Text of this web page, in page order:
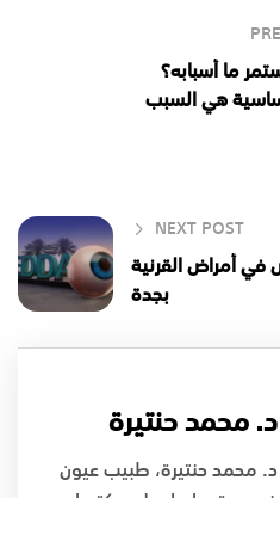
ما أسبابه؟
هي السبب
NEXT POST
أمراض القرنية
بجدة
د. محمد حنتيرة
د. محمد حنتيرة، طبيب عيون
في جدة، حاصل على دكتوراه